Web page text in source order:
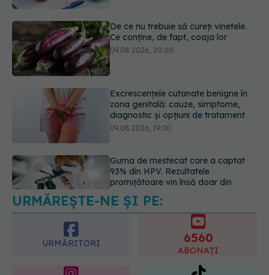
Excrescențele cutanate benigne în
zona genitală: cauze, simptome,
diagnostic și opțiuni de tratament
Guma de mestecat care a captat
93% din HPV. Rezultatele
promițătoare vin însă doar din
laborator
Nu trebuie să mănânci mai puțin ca
să slăbești? Dieta care reduce cu
mâncare
URMĂREȘTE-NE ȘI PE:
URMĂRITORI
ABONAȚI
URMĂRITORI
1401
URMĂRITORI